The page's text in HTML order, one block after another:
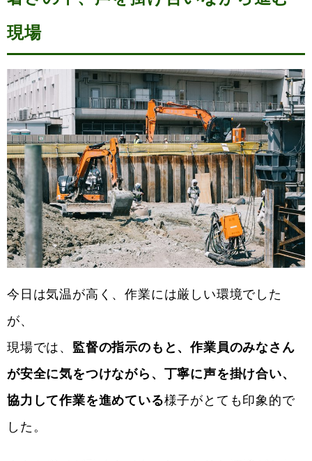
現場
今日は気温が高く、作業には厳しい環境でした
が、
現場では、 監督の指示のもと、作業員のみなさん
が安全に気をつけながら、丁寧に声を掛け合い、
協力して作業を進めている様子がとても印象的で
した。